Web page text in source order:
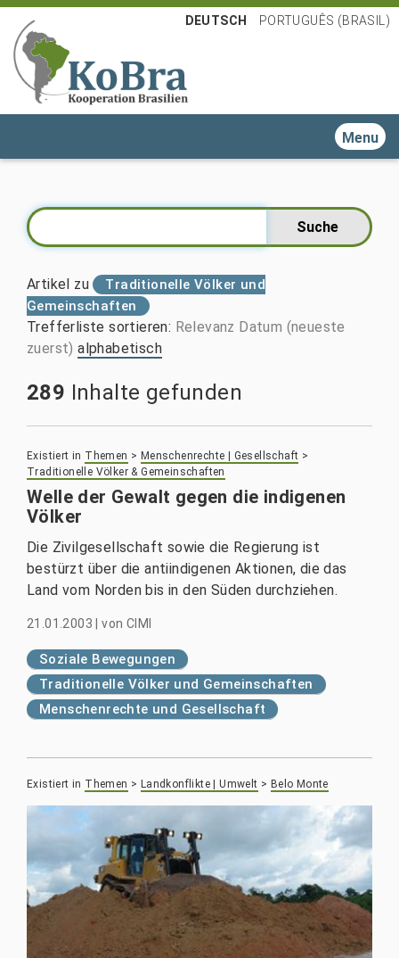
DEUTSCH PORTUGUÊS (BRASIL)
Toggle
Artikel zu
Traditionelle Völker und
Gemeinschaften
Trefferliste sortieren: Relevanz Datum (neueste
zuerst) alphabetisch
289 Inhalte gefunden
Existiert in Themen > Menschenrechte | Gesellschaft >
Traditionelle Völker & Gemeinschaften
Welle der Gewalt gegen die indigenen
Völker
Die Zivilgesellschaft sowie die Regierung ist
bestürzt über die antiindigenen Aktionen, die das
Land vom Norden bis in den Süden durchziehen.
21.01.2003 |von CIMI
Soziale Bewegungen
Traditionelle Völker und Gemeinschaften
Menschenrechte und Gesellschaft
Existiert in Themen > Landkonflikte | Umwelt > Belo Monte